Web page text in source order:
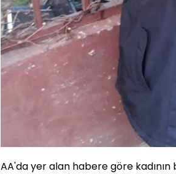
AA'da yer alan habere göre kadının